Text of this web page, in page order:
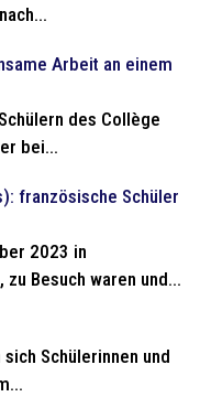
Arbeit an einem
des Collège
bei...
französische Schüler
2023 in
Besuch waren und...
Schülerinnen und